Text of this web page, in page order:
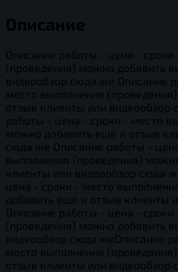
Описание
Описание работы - цена -
(проведения) можно добавить
видеообзор сюда же Описание
место выполнения
отзыв клиенты или видеообзор
работы - цена - сроки - место
можно добавить еще и отзыв
сюда же Описание работы -
выполнения (проведения)
клиенты или видеообзор сюда
цена - сроки - место
добавить еще и отзыв клиенты
Описание работы - цена -
(проведения) можно добавить
видеообзор сюда жеОписание
место выполнения
отзыв клиенты или видеообзор